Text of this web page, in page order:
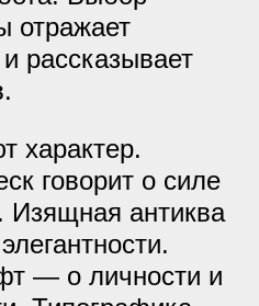
отражает
рассказывает
характер.
говорит о силе
Изящная антиква
— о личности и